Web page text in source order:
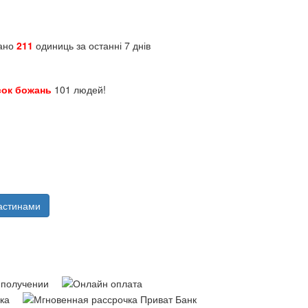
211 одиниць за останні 7 днів
божань 101 людей!